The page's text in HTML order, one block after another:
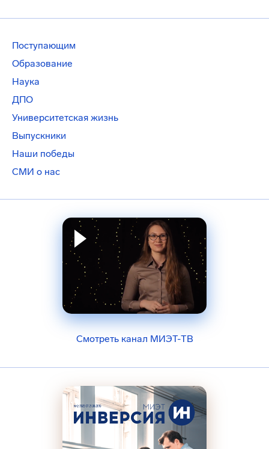
Поступающим
Образование
Наука
ДПО
Университетская жизнь
Выпускники
Наши победы
СМИ о нас
Смотреть канал МИЭТ-ТВ